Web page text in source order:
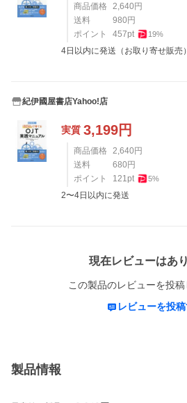
商品価格 2,640円
送料
980円
ポイント
457pt 19%
4日以内に発送（お取り寄せ販売
紀伊國屋書店Yahoo!店
実質 3,199円
商品価格 2,640円
送料
680円
ポイント
121 pt 5%
2〜4日以内に発送
現在レビューはあ
この製品のレビューを投稿
レビューを投
製品情報